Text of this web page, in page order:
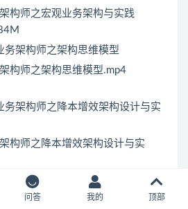
构师之宏观业务架构与实践
架构师之架构思维模型
构师之架构思维模型.mp4
架构师之降本增效架构设计与实
构师之降本增效架构设计与实
平台之电商爬虫中台与直播架构设
问答 我的 顶部